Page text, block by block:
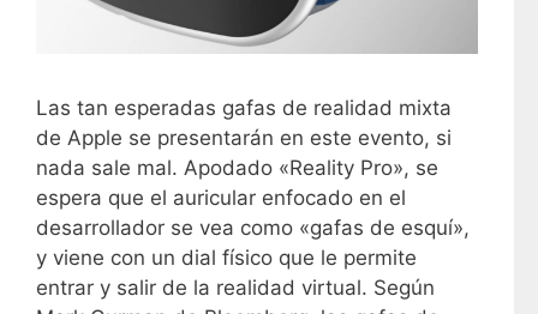
Las tan esperadas gafas de realidad mixta
de Apple se presentarán en este evento, si
nada sale mal. Apodado «Reality Pro», se
espera que el auricular enfocado en el
desarrollador se vea como «gafas de esquí»,
y viene con un dial físico que le permite
entrar y salir de la realidad virtual. Según